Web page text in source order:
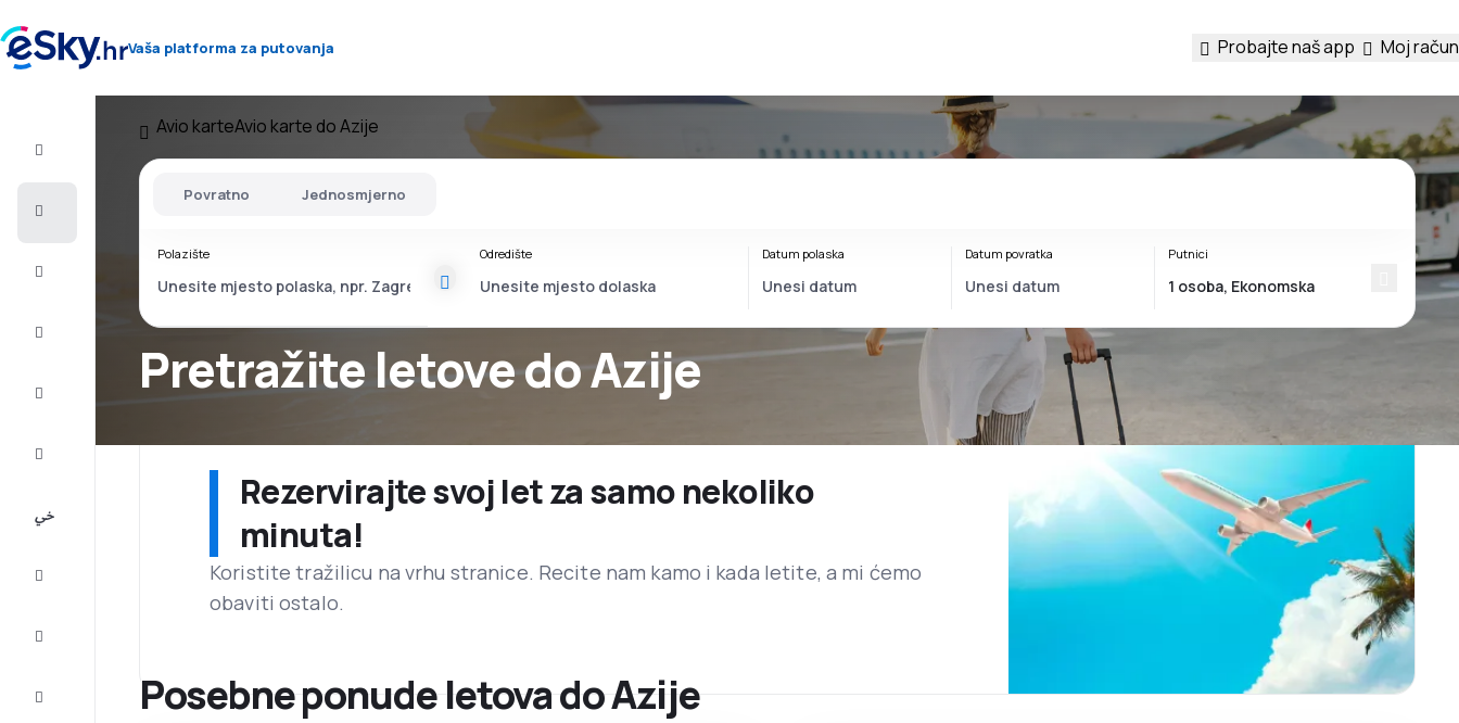
Vaša platforma za putovanja Probajte naš app Moj račun
Avio karteAvio karte do Azije
Pretražite letove do Azije
Povratno Jednosmjerno
Polazište Odredište Datum polaska Datum povratka Putnici
Rezervirajte svoj let za samo nekoliko
minuta!
Koristite tražilicu na vrhu stranice. Recite nam kamo i kada letite, a mi ćemo
obaviti ostalo.
Posebne ponude letova do Azije